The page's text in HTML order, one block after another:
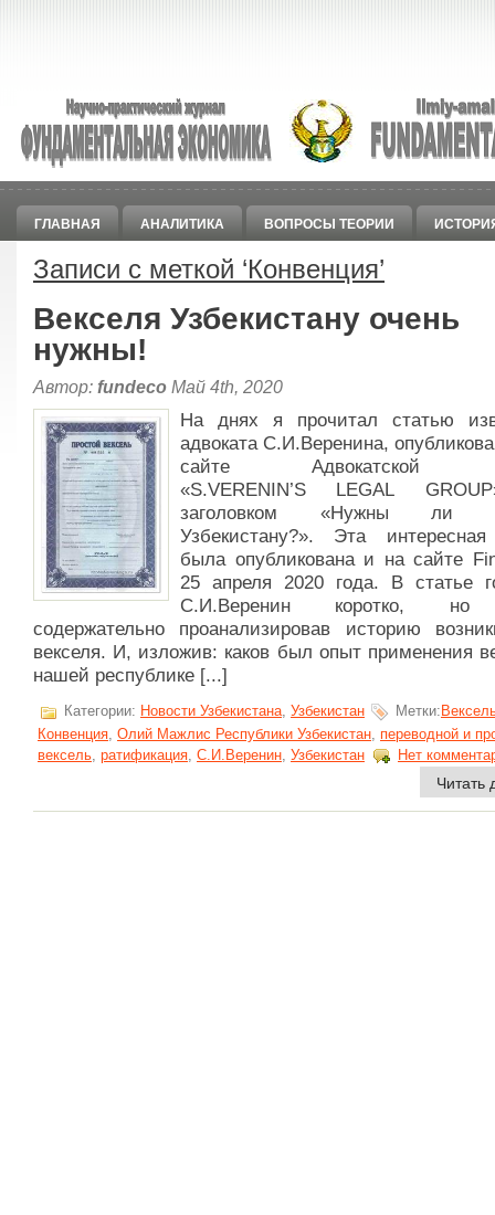
ГЛАВНАЯ АНАЛИТИКА ВОПРОСЫ ТЕОРИИ
Записи с меткой ‘Конвенция’
Векселя Узбекистану очень
нужны!
Автор: fundeco Май 4th, 2020
На днях я прочитал статью
адвоката С.И.Веренина,
сайте Адвокатской
«S.VERENIN’S LEGAL
заголовком «Нужны ли
Узбекистану?». Эта
была опубликована и на сайте
25 апреля 2020 года. В статье
С.И.Веренин коротко, но
содержательно проанализировав историю
векселя. И, изложив: каков был опыт применения
нашей республике [...]
Категории: Новости Узбекистана, Узбекистан Метки:
Конвенция Олий Мажлис Республики Узбекистан переводной и
вексель, ратификация, С.И.Веренин, Узбекистан Нет
Читать